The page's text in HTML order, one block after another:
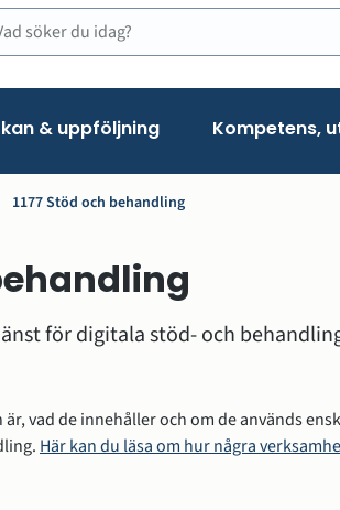
& uppföljning Kompetens,
1177 Stöd och behandling
för digitala stöd- och
vad de innehåller och om de används
Här kan du läsa om hur några